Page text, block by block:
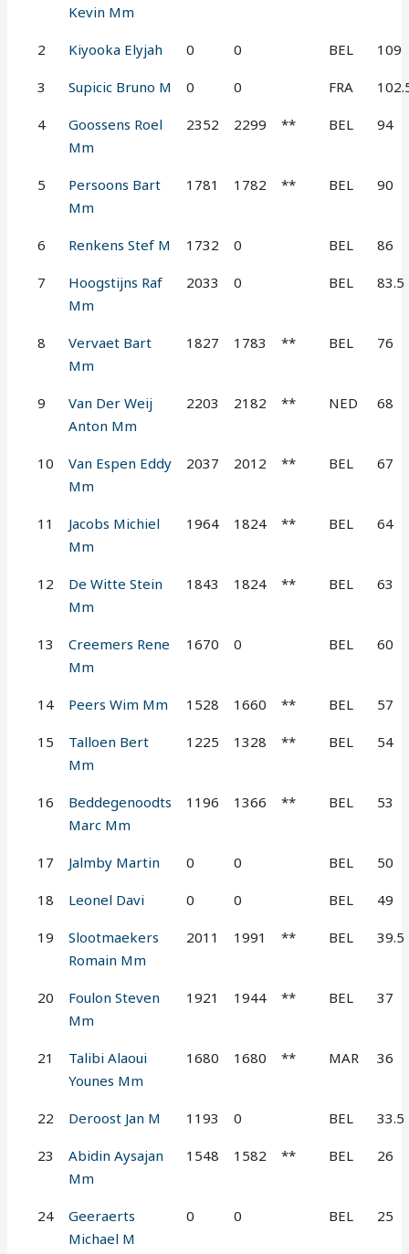
Kevin Mm
2 Kiyooka Elyjah 0 0 BEL 109
3 Supicic Bruno M 0 0 FRA
4
Goossens Roel
Mm
2352 2299 ** BEL 94
5
Persoons Bart
Mm
1781 1782 ** BEL 90
6 Renkens Stef M 1732 0 BEL 86
7
Hoogstijns Raf
Mm
2033 0 BEL 83.5
8
Vervaet Bart
Mm
1827 1783 ** BEL 76
9
Van Der Weij
Anton Mm
2203 2182 ** NED 68
10
Van Espen Eddy
Mm
2037 2012 ** BEL 67
11
Jacobs Michiel
Mm
1964 1824 ** BEL 64
12
De Witte Stein
Mm
1843 1824 ** BEL 63
13
Creemers Rene
Mm
1670 0 BEL 60
14 Peers Wim Mm 1528 1660 ** BEL 57
15
Talloen Bert
Mm
1225 1328 ** BEL 54
16
Beddegenoodts
Marc Mm
1196 1366 ** BEL 53
17 Jalmby Martin 0 0 BEL 50
18 Leonel Davi 0 0 BEL 49
19
Slootmaekers
Romain Mm
2011 1991 ** BEL 39.5
20
Foulon Steven
Mm
1921 1944 ** BEL 37
21
Talibi Alaoui
Younes Mm
1680 1680 ** MAR 36
22 Deroost Jan M 1193 0 BEL 33.5
23
Abidin Aysajan
Mm
1548 1582 ** BEL 26
24
Geeraerts
Michael M
0 0 BEL 25